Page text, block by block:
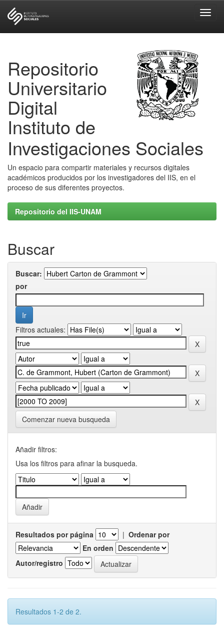
Repositorio
Universitario
Digital
Instituto de
Investigaciones Sociales
Un espacio para compartir materiales y recursos digitales
académicos producidos por los investigadores del IIS, en el
proceso de sus diferentes proyectos.
Repositorio del IIS-UNAM
Buscar
Buscar:
por
Filtros actuales:
Comenzar nueva busqueda
Añadir filtros:
Usa los filtros para afinar la busqueda.
Resultados por página | Ordenar por
En orden
Autor/registro
Resultados 1-2 de 2.